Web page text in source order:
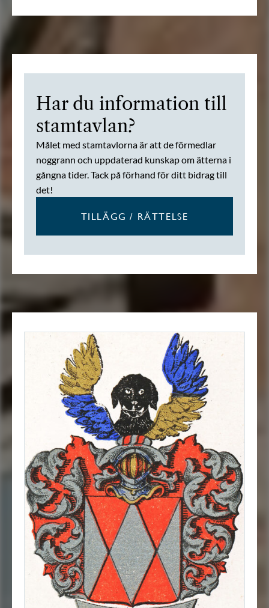
Har du information till
stamtavlan?
Målet med stamtavlorna är att de förmedlar
noggrann och uppdaterad kunskap om ätterna i
gångna tider. Tack på förhand för ditt bidrag till
det!
TILLÄGG / RÄTTELSE